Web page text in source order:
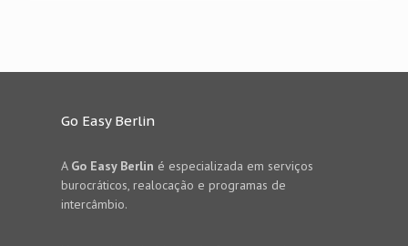
Go Easy Berlin
A Go Easy Berlin é especializada em serviços
burocráticos, realocação e programas de
intercâmbio.